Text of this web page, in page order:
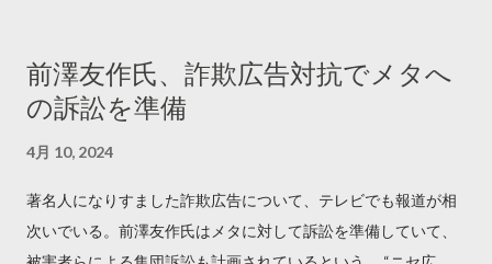
トするのか？ https://marketing.twitter.com/ja/insights/kakusan
前澤友作氏、詐欺広告対抗でメタへ
の訴訟を準備
4月 10, 2024
著名人になりすました詐欺広告について、テレビでも報道が相
次いでいる。前澤友作氏はメタに対して訴訟を準備していて、